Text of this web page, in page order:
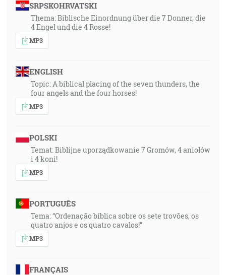
SRPSKOHRVATSKI
Thema: Biblische Einordnung über die 7 Donner, die
4 Engel und die 4 Rosse!
MP3
ENGLISH
Topic: A biblical placing of the seven thunders, the
four angels and the four horses!
MP3
POLSKI
Temat: Biblijne uporządkowanie 7 Gromów, 4 aniołów
i 4 koni!
MP3
PORTUGUÊS
Tema: “Ordenação bíblica sobre os sete trovões, os
quatro anjos e os quatro cavalos!”
MP3
FRANÇAIS